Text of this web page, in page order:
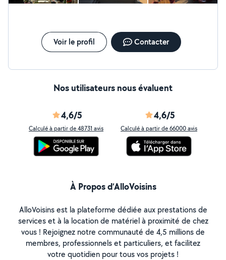
aménagement adapté à vos besoins.
futurs clients potentiels dans leur choix.
Voir le profil Contacter
Nos utilisateurs nous évaluent
4,6/5
Calculé à partir de 48731 avis
4,6/5
Calculé à partir de 66000 avis
À Propos d’AlloVoisins
AlloVoisins est la plateforme dédiée aux prestations de
services et à la location de matériel à proximité de chez
vous ! Rejoignez notre communauté de 4,5 millions de
membres, professionnels et particuliers, et facilitez
votre quotidien pour tous vos projets !